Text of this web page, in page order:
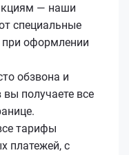
— наши
специальные
оформлении
обзвона и
получаете все
тарифы
платежей, с